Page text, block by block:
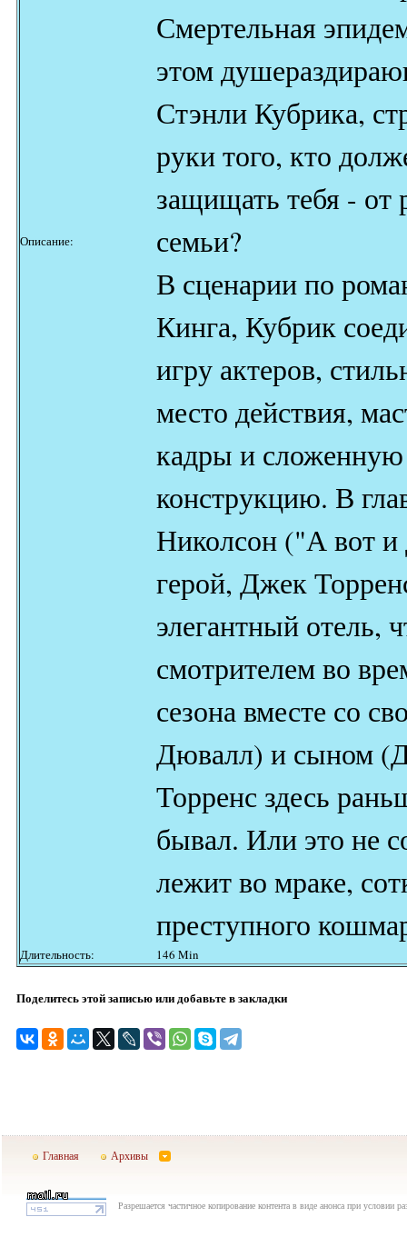
Описание:
Смертельная
этом
Стэнли Кубрика,
руки того, кто
защищать тебя - от
семьи?
В сценарии по
Кинга, Кубрик
игру актеров,
место действия,
кадры и
конструкцию. В
Николсон ("А вот
герой, Джек
элегантный отель,
смотрителем во
сезона вместе со
Дювалл) и сыном
Торренс здесь
бывал. Или это не
лежит во мраке,
преступного
Длительность: 146 Min
Поделитесь этой записью или добавьте в закладки
Главная Архивы
Разрешается частичное копирование контента в виде анонса при условии